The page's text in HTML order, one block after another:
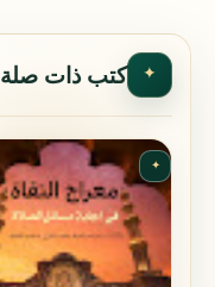
✦ كتب ذات صلة
✦